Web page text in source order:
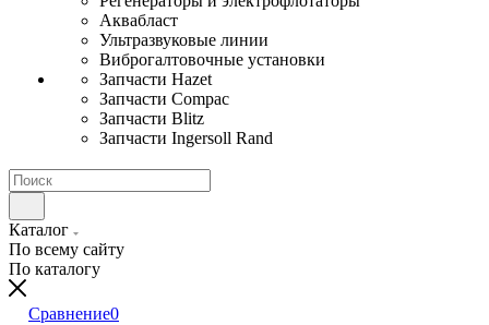
Аквабласт
Ультразвуковые линии
Виброгалтовочные установки
Запчасти Hazet
Запчасти Compac
Запчасти Blitz
Запчасти Ingersoll Rand
Каталог
По всему сайту
По каталогу
Сравнение0